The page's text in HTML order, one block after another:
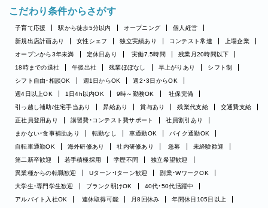
こだわり条件からさがす
子育て応援 駅から徒歩5分以内 オープニング
個人経営
新規出店計画あり
女性シェフ 独立実績あり コンテスト常連
上場企業
オープンから3年未満
定休日あり 実働7.5時間
残業月20時間以下
18時までの退社
午後出社 残業ほぼなし 早上がりあり
シフト制
シフト自由・相談OK
週1日からOK
週2・3日からOK
週4日以上OK
1日4h以内OK 9時～勤務OK
社保完備
引っ越し補助/住宅手当あり
昇給あり 賞与あり 残業代支給
交通費支給
正社員登用あり
講習費・コンテスト費サポート
社員割引あり
まかない・食事補助あり
転勤なし 車通勤OK
バイク通勤OK
自転車通勤OK
海外研修あり 社内研修あり 急募
未経験歓迎
第二新卒歓迎
若手積極採用 学歴不問
独立希望歓迎
異業種からの転職歓迎
Uターン・Iターン歓迎
副業・WワークOK
大学生・専門学生歓迎
ブランク明けOK
40代・50代活躍中
アルバイト入社OK
連休取得可能 月8回休み
年間休日105日以上